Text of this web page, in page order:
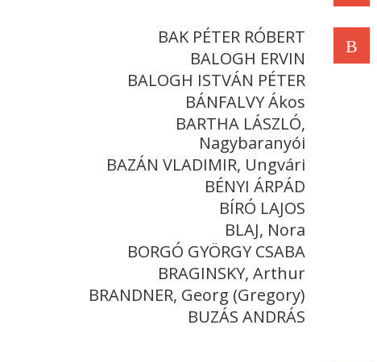
B
BAK PÉTER RÓBERT
BALOGH ERVIN
BALOGH ISTVÁN PÉTER
BÁNFALVY Ákos
BARTHA LÁSZLÓ,
Nagybaranyói
BAZÁN VLADIMIR, Ungvári
BÉNYI ÁRPÁD
BÍRÓ LAJOS
BLAJ, Nora
BORGÓ GYÖRGY CSABA
BRAGINSKY, Arthur
BRANDNER, Georg (Gregory)
BUZÁS ANDRÁS